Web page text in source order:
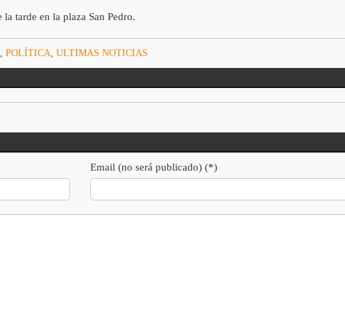
tarde en la plaza San Pedro.
, POLÍTICA ULTIMAS NOTICIAS
Email (no será publicado) (*)